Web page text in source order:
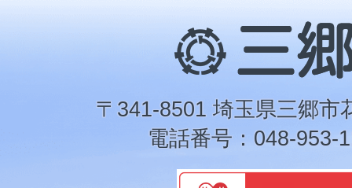
三
郷
市
〒341-8501 埼玉県三郷市
電話番号：048-953-